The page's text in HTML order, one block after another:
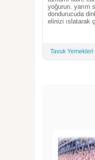
yoğurun. yarım
dondurucuda
elinizi ıslatarak
Tavuk Yemekleri